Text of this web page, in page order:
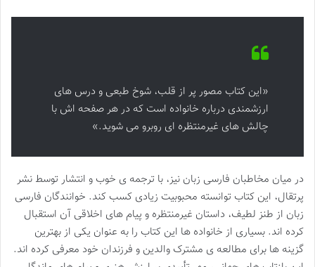
«این کتاب مصور پر از قلب، شوخ طبعی و درس های
ارزشمندی درباره خانواده است که در هر صفحه اش با
چالش های غیرمنتظره ای روبرو می شوید.»
در میان مخاطبان فارسی زبان نیز، با ترجمه ی خوب و انتشار توسط نشر
پرتقال، این کتاب توانسته محبوبیت زیادی کسب کند. خوانندگان فارسی
زبان از طنز لطیف، داستان غیرمنتظره و پیام های اخلاقی آن استقبال
کرده اند. بسیاری از خانواده ها این کتاب را به عنوان یکی از بهترین
گزینه ها برای مطالعه ی مشترک والدین و فرزندان خود معرفی کرده اند.